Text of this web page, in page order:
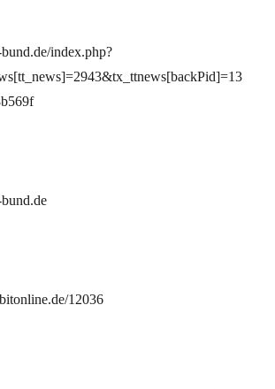
index.php?
12036